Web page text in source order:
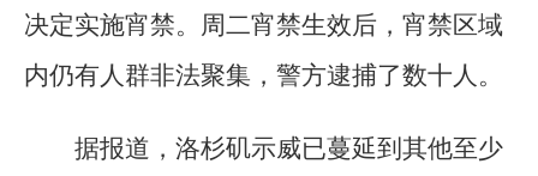
决定实施宵禁。周二宵禁生效后，宵禁区域
内仍有人群非法聚集，警方逮捕了数十人。
据报道，洛杉矶示威已蔓延到其他至少